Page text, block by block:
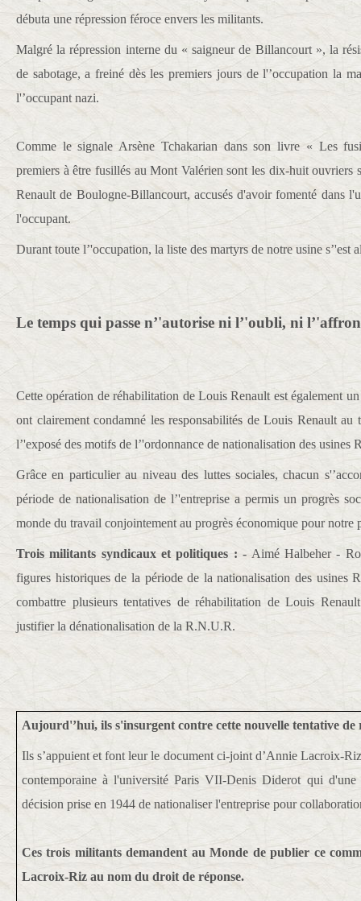
débuta une répression féroce envers les militants.
Malgré la répression interne du « saigneur de Billancourt », la
de sabotage, a freiné dès les premiers jours de l'’occupation la
l'’occupant nazi.
Comme le signale Arsène Tchakarian dans son livre « Les
premiers à être fusillés au Mont Valérien sont les dix-huit ouvriers
Renault de Boulogne-Billancourt, accusés d'avoir fomenté dans
l'occupant.
Durant toute l’'occupation, la liste des martyrs de notre usine s’'est
Le temps qui passe n’'autorise ni l’'oubli, ni
Cette opération de réhabilitation de Louis Renault est également
ont clairement condamné les responsabilités de Louis Renault au
l’'exposé des motifs de l’'ordonnance de nationalisation des usines
Grâce en particulier au niveau des luttes sociales, chacun
période de nationalisation de l’'entreprise a permis un progrès
monde du travail conjointement au progrès économique pour notre
Trois militants syndicaux et politiques : - Aimé Halbeher -
figures historiques de la période de la nationalisation des usines
combattre plusieurs tentatives de réhabilitation de Louis
justifier la dénationalisation de la R.N.U.R.
Aujourd'’hui, ils s'insurgent contre cette nouvelle tentative
Ils s’appuient et font leur le document ci-joint d’Annie Lacroix-
contemporaine à l'université Paris VII-Denis Diderot qui
décision prise en 1944 de nationaliser l'entreprise pour
Ces trois militants demandent au Monde de publier ce
Lacroix-Riz au nom du droit de réponse.